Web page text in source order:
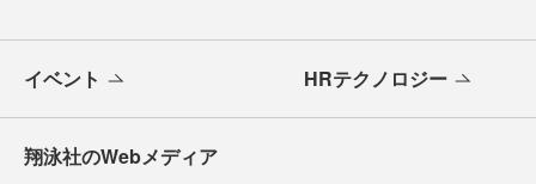
イベント HRテクノロジー
翔泳社のWebメディア